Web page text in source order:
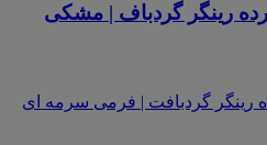
رینگر گردباف | مشکی